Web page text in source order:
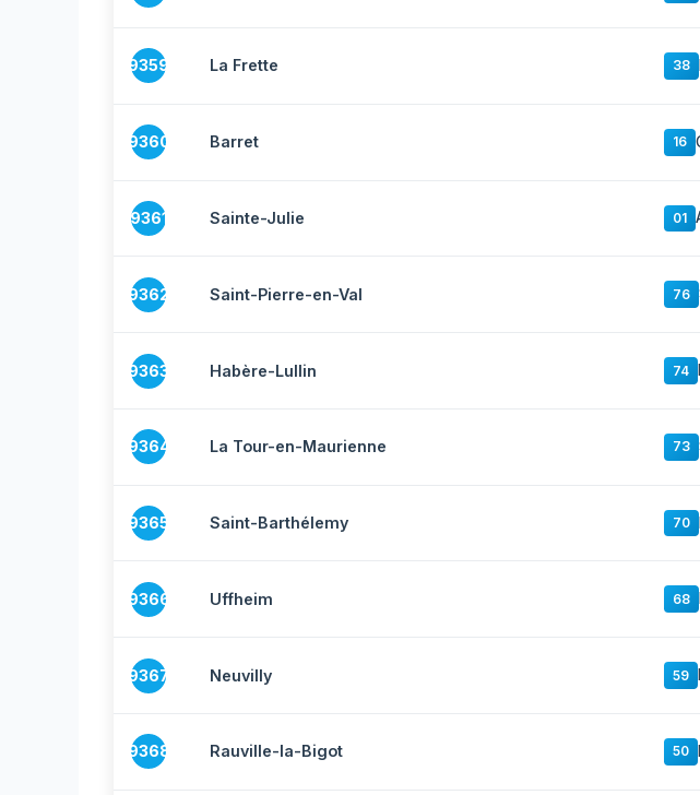
9359 La Frette 38
9360 Barret 16
9361 Sainte-Julie 01
9362 Saint-Pierre-en-Val 76
9363 Habère-Lullin 74
9364 La Tour-en-Maurienne 73
9365 Saint-Barthélemy 70
9366 Uffheim 68
9367 Neuvilly 59
9368 Rauville-la-Bigot 50